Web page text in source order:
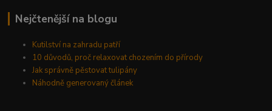
Nejčtenější na blogu
Kutilství na zahradu patří
10 důvodů, proč relaxovat chozením do přírody
Jak správně pěstovat tulipány
Náhodně generovaný článek